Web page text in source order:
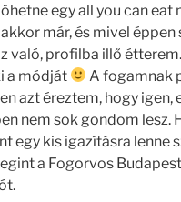
egy all you can eat
már, és mivel
való, profilba illő
a módját
A fogamnak
azt éreztem, hogy igen,
nem sok gondom lesz.
egy kis igazításra lenne
a Fogorvos